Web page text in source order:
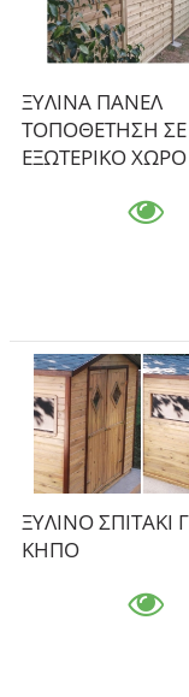
ΞΥΛΙΝΑ ΠΑΝΕΛ
ΤΟΠΟΘΕΤΗΣΗ ΣΕ
ΕΞΩΤΕΡΙΚΟ ΧΩΡΟ
ΞΥΛΙΝΟ ΣΠΙΤΑΚΙ
ΚΗΠΟ